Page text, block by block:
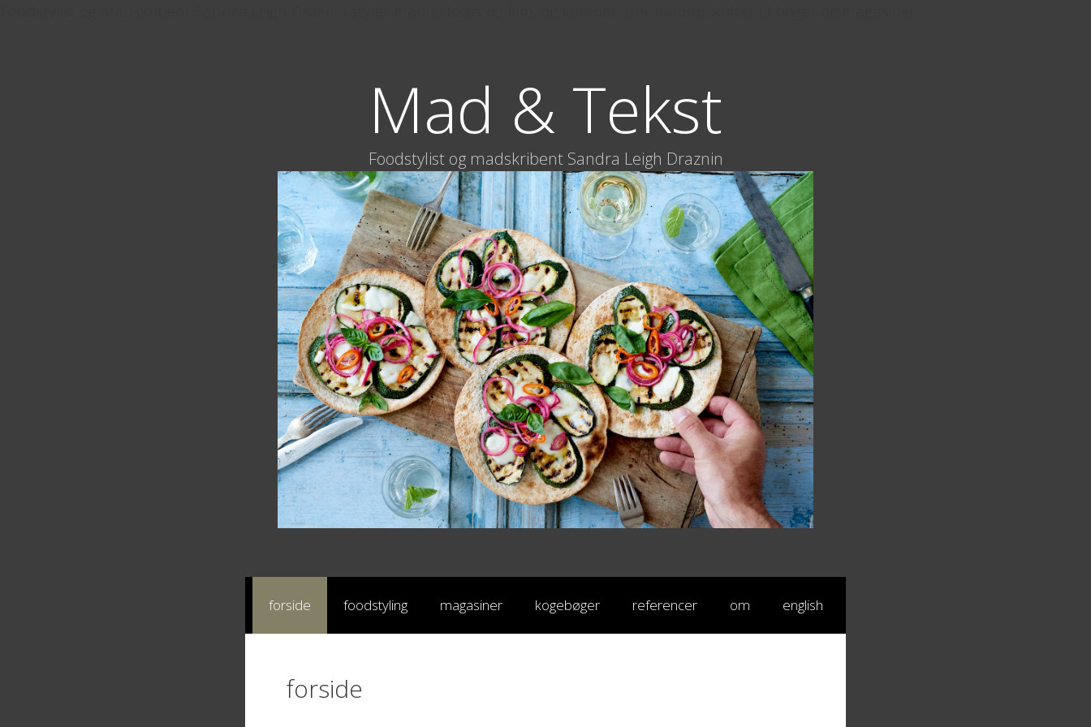
Mad & Tekst
Foodstylist og madskribent Sandra Leigh Draznin
forside foodstyling magasiner kogebøger referencer om english
forside